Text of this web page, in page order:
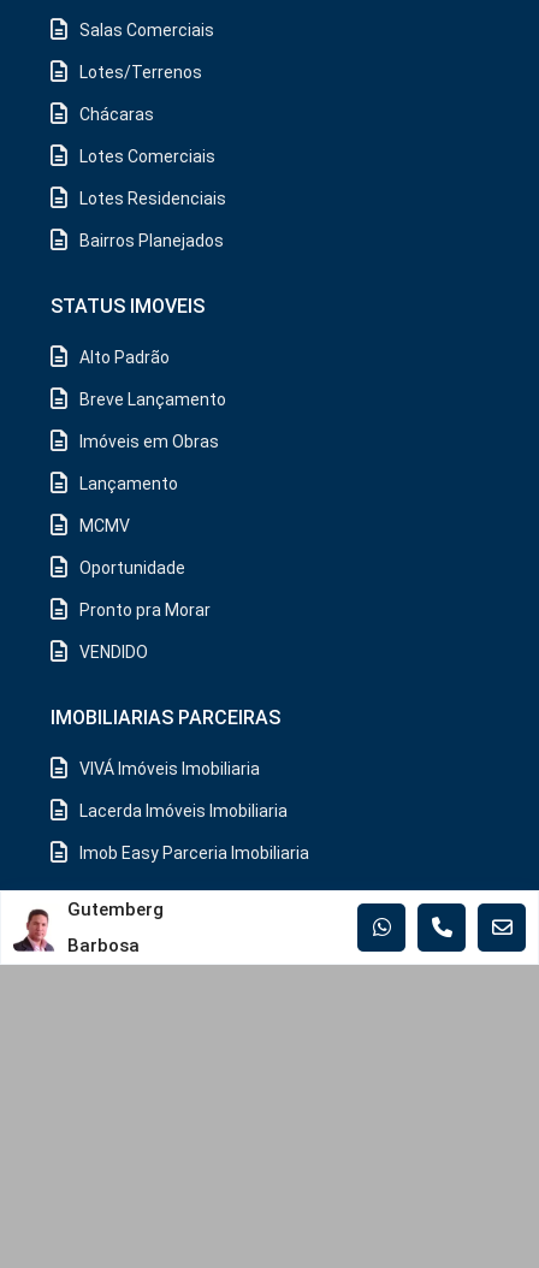
Salas Comerciais
Lotes/Terrenos
Chácaras
Lotes Comerciais
Lotes Residenciais
Bairros Planejados
STATUS IMOVEIS
Alto Padrão
Breve Lançamento
Imóveis em Obras
Lançamento
MCMV
Oportunidade
Pronto pra Morar
VENDIDO
IMOBILIARIAS PARCEIRAS
VIVÁ Imóveis Imobiliaria
Lacerda Imóveis Imobiliaria
Imob Easy Parceria Imobiliaria
CONTATO
92 99230-1392
Gutemberg
Barbosa